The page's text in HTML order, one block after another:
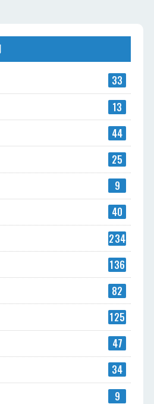
33
13
44
25
9
40
234
136
82
125
47
34
9